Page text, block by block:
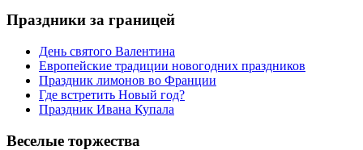
Праздники за границей
День святого Валентина
Европейские традиции новогодних праздников
Праздник лимонов во Франции
Где встретить Новый год?
Праздник Ивана Купала
Веселые торжества